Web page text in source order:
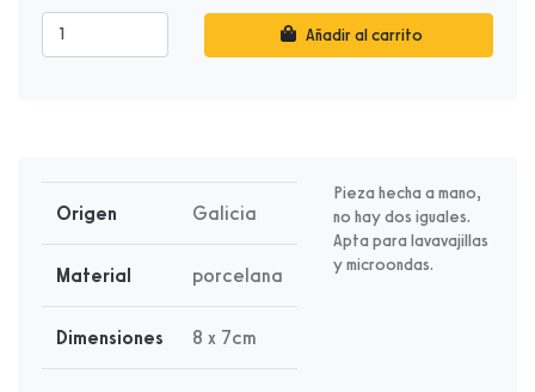
Añadir al carrito
Origen Galicia
Material porcelana
Dimensiones 8 x 7cm
Pieza hecha a mano,
no hay dos iguales.
Apta para lavavajillas
y microondas.